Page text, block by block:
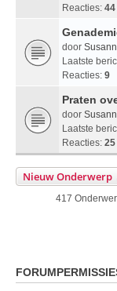
Reacties: 44
door
Laatste
Reacties: 9
Praten
door
Laatste
Reacties: 25
Nieuw Onderwerp
417